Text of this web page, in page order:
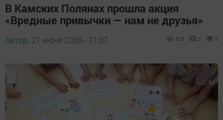
В Камских Полянах прошла акция
«Вредные привычки — нам не друзья»
Автор, 21 июня 2026 - 11:07 823 0 0